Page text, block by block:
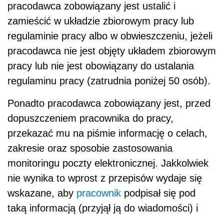
pracodawca zobowiązany jest ustalić i
zamieścić w układzie zbiorowym pracy lub
regulaminie pracy albo w obwieszczeniu, jeżeli
pracodawca nie jest objęty układem zbiorowym
pracy lub nie jest obowiązany do ustalania
regulaminu pracy (zatrudnia poniżej 50 osób).
Ponadto pracodawca zobowiązany jest, przed
dopuszczeniem pracownika do pracy,
przekazać mu na piśmie informację o celach,
zakresie oraz sposobie zastosowania
monitoringu poczty elektronicznej. Jakkolwiek
nie wynika to wprost z przepisów wydaje się
wskazane, aby pracownik podpisał się pod
taką informacją (przyjął ją do wiadomości) i